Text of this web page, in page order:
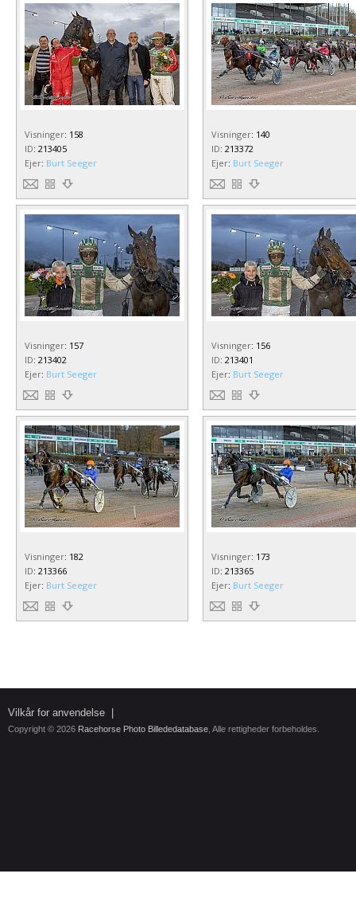
Visninger: 158
ID: 213405
Ejer: Burt Seeger
Visninger: 140
ID: 213372
Ejer: Burt Seeger
Visninger: 157
ID: 213402
Ejer: Burt Seeger
Visninger: 156
ID: 213401
Ejer: Burt Seeger
Visninger: 182
ID: 213366
Ejer: Burt Seeger
Visninger: 173
ID: 213365
Ejer: Burt Seeger
Vilkår for anvendelse
Copyright © 2026 Racehorse Photo Billededatabase , Alle rettigheder forbeholdes.